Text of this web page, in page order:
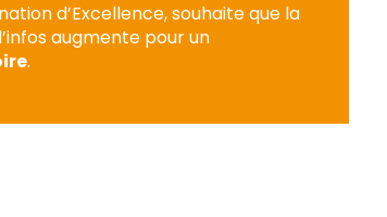
d’Excellence, souhaite que la
augmente pour un
.